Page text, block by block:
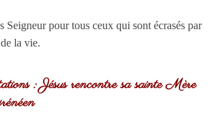
Seigneur pour tous ceux qui sont écrasés par
la vie.
: Jésus rencontre sa sainte Mère